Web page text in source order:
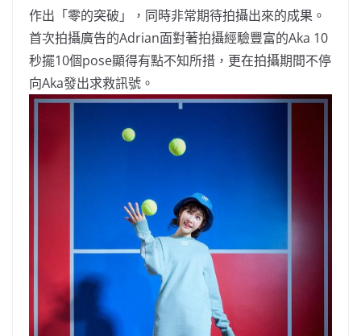
作出「零的突破」，同時非常期待拍攝出來的成果。
首次拍攝廣告的Adrian面對著拍攝經驗豐富的Aka 10
秒擺10個pose顯得有點不知所措，更在拍攝期間不停
向Aka發出求救訊號。